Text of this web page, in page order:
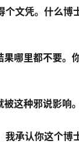
个文凭。什么博
果哪里都不要。
这种邪说影响。
承认你这个博士